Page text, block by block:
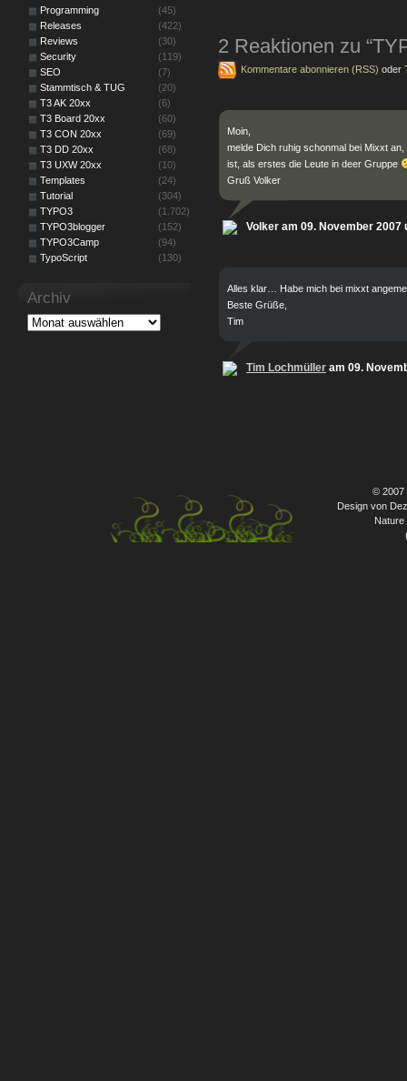
2 Reaktionen zu
Kommentare abonnieren (RSS) oder
Moin,
melde Dich ruhig schonmal bei Mixxt
ist, als erstes die Leute in deer Gruppe
Gruß Volker
Volker am 09. November 2007
Alles klar… Habe mich bei mixxt
Beste Grüße,
Tim
Tim Lochmüller am 09.
Programming
(45)
Releases
(422)
Reviews
(30)
Security
(119)
SEO
(7)
Stammtisch & TUG
(20)
T3 AK 20xx
(6)
T3 Board 20xx
(60)
T3 CON 20xx
(69)
T3 DD 20xx
(68)
T3 UXW 20xx
(10)
Templates
(24)
Tutorial
(304)
TYPO3
(1.702)
TYPO3blogger
(152)
TYPO3Camp
(94)
TypoScript
(130)
Archiv
© 2007
Design von
Nature